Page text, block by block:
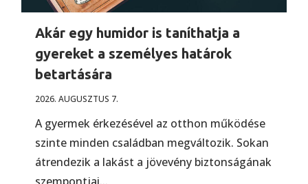
Akár egy humidor is taníthatja a
gyereket a személyes határok
betartására
2026. AUGUSZTUS 7.
A gyermek érkezésével az otthon működése
szinte minden családban megváltozik. Sokan
átrendezik a lakást a jövevény biztonságának